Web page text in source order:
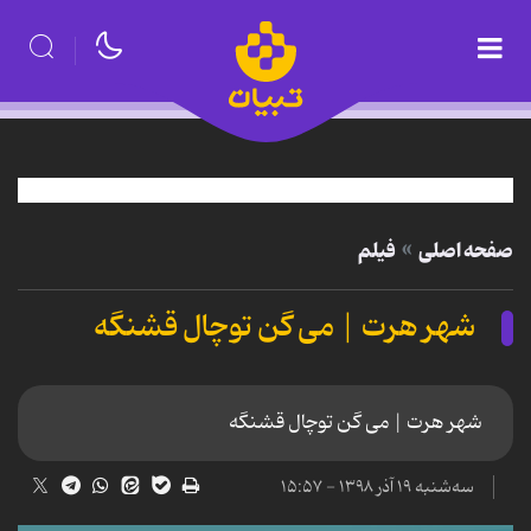
صفحه اصلی فیلم
شهر هرت | می گن توچال قشنگه
شهر هرت | می گن توچال قشنگه
سه‌شنبه ۱۹ آذر ۱۳۹۸ - ۱۵:۵۷